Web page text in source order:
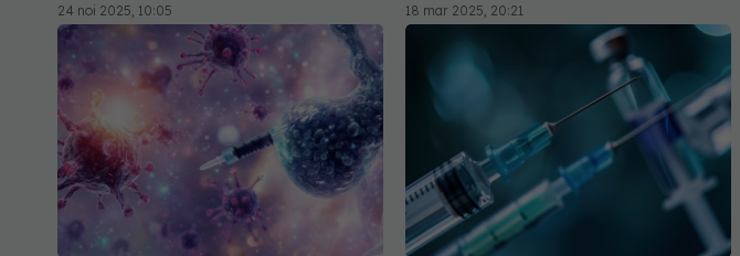
24 noi 2025, 10:05 18 mar 2025, 20:21